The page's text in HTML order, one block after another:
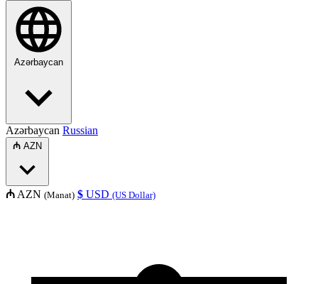
Azərbaycan
Azərbaycan Russian
₼ AZN
₼ AZN (Manat) $ USD (US Dollar)